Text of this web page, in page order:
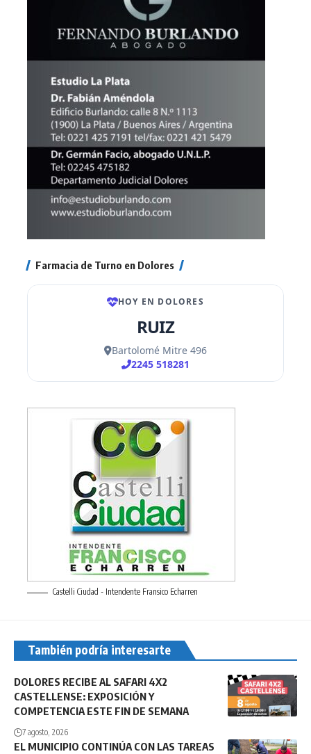
Farmacia de Turno en Dolores
Castelli Ciudad - Intendente Fransico Echarren
También podría interesarte
DOLORES RECIBE AL SAFARI 4X2
CASTELLENSE: EXPOSICIÓN Y
COMPETENCIA ESTE FIN DE SEMANA
7 agosto, 2026
EL MUNICIPIO CONTINÚA CON LAS TAREAS